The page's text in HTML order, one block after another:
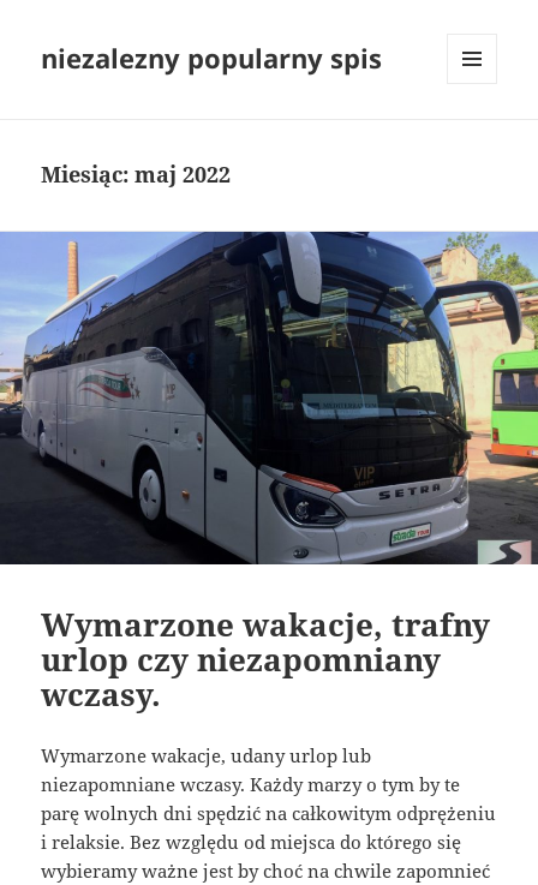
niezalezny popularny spis
Miesiąc:maj 2022
Wymarzone wakacje, trafny
urlop czy niezapomniany
wczasy.
Wymarzone wakacje, udany urlop lub
niezapomniane wczasy. Każdy marzy o tym by te
parę wolnych dni spędzić na całkowitym odprężeniu
i relaksie. Bez względu od miejsca do którego się
wybieramy ważne jest by choć na chwile zapomnieć